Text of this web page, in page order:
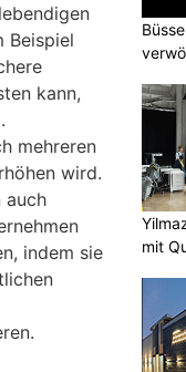
Beispiel
kann,
mehreren
wird.
auch
indem sie
mit